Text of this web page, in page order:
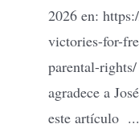
2026 en:
victories-for-
parental-
agradece a
este artículo ...